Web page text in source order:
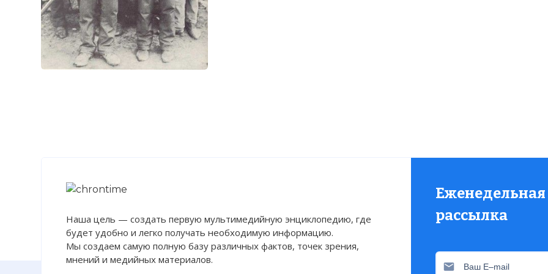
осадили Ледисмит, где был блокирован британский отряд
Попытка генерала Р.Буллера (с 31 октября — командующий
Фото статьи:
Наша цель — создать первую мультимедийную энциклопедию, где
будет удобно и легко получать необходимую информацию.
Мы создаем самую полную базу различных фактов, точек зрения,
мнений и медийных материалов.
Еженедельная
рассылка